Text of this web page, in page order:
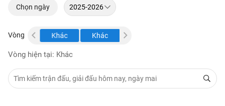
Chọn ngày
Vòng
Khác Khác Khác
Vòng hiện tại: Khác